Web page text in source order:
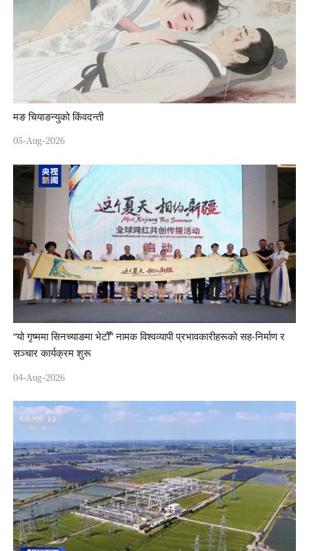
मङ चियाङन्युको किंवदन्ती
05-Aug-2026
“यो गृष्ममा सिनच्याङमा भेटौँ” नामक विश्वव्यापी प्रभावकारीहरूको सह-निर्माण र
सञ्चार कार्यक्रम शुरू
04-Aug-2026